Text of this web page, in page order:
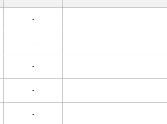
-
-
-
-
-